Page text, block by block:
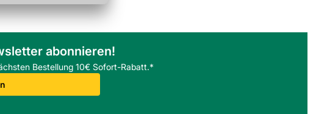
abonnieren!
Bestellung 10€ Sofort-Rabatt.*